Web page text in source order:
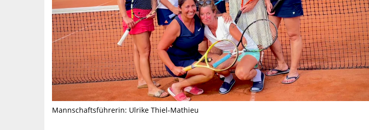
Mannschaftsführerin: Ulrike Thiel-Mathieu